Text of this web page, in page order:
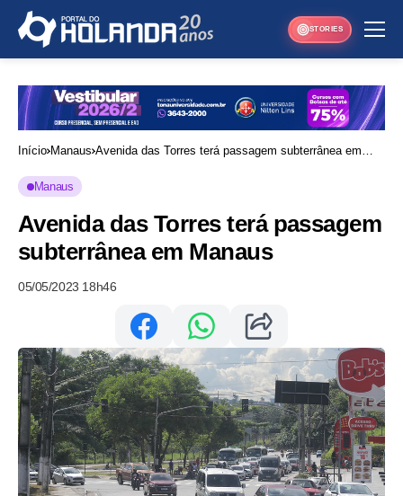
STORIES
Início Manaus Avenida das Torres terá passagem subterrânea em
Manaus
Avenida das Torres terá passagem
subterrânea em Manaus
05/05/2023 18h46